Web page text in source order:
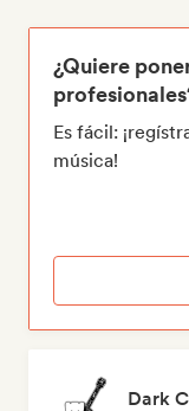
¿Quiere
Es fácil:
música!
Dark